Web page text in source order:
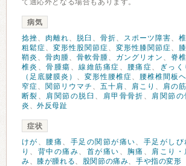
て適応外となる場合もあります。
病気
捻挫、 肉離れ、 脱臼 、 骨折、 スポーツ障害、
粗鬆症、 変形性股関節症、 変形性膝関節症、
鞘炎 、 骨肉腫、 骨軟骨腫、 ガングリオン 、 脊
椎炎 、骨腫瘍 、線維筋痛症 、 腰痛症、 ぎっく
（足底腱膜炎） 、 変形性腰椎症、 腰椎椎間板
窄症、 関節リウマチ 、 五十肩 、 肩こり 、 肩の
断裂 、 肩関節の脱臼 、 肩甲骨骨折 、 肩関節の
炎 、外反母趾
症状
けが 、 腰痛 、 手足の関節が痛い、 手足がしび
り 、 背中の痛み、 首が痛い 、 胸痛 、 肩こり
み、 膝が腫れる、 股関節の痛み、手や指の変形